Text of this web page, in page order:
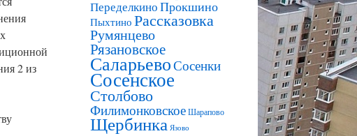
2 из
ПеределкиноПрокшино
Пыхтино Рассказовка
Румянцево
Рязановское
СаларьевоСосенки
Сосенское
Столбово
ФилимонковскоеШарапово
Щербинка Язово